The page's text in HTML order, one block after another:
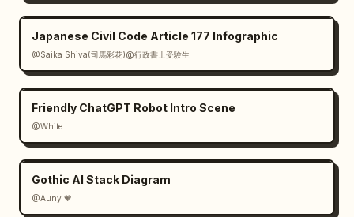
Japanese Civil Code Article 177 Infographic
@Saika Shiva(司馬彩花)@行政書士受験生
Friendly ChatGPT Robot Intro Scene
@White
Gothic AI Stack Diagram
@Auny 🧡